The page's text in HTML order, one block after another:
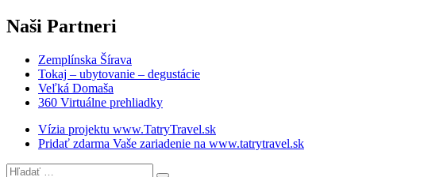
Naši Partneri
Zemplínska Šírava
Tokaj – ubytovanie – degustácie
Veľká Domaša
360 Virtuálne prehliadky
Vízia projektu www.TatryTravel.sk
Pridať zdarma Vaše zariadenie na www.tatrytravel.sk